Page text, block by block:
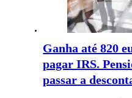
Ganha até 820
pagar IRS.
passar a